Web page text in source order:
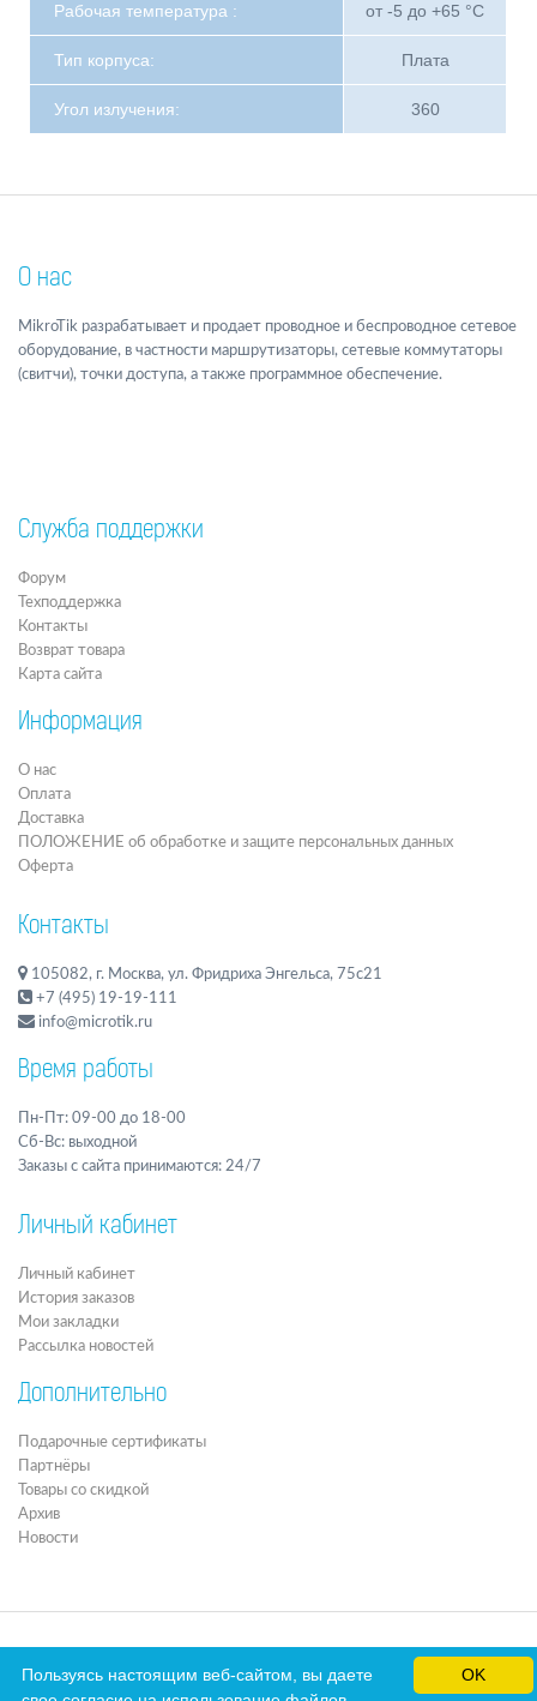
Рабочая температура : от -5 до +65 °C
Тип корпуса: Плата
Угол излучения: 360
О нас
MikroTik разрабатывает и продает проводное и беспроводное сетевое
оборудование, в частности маршрутизаторы, сетевые коммутаторы
(свитчи), точки доступа, а также программное обеспечение.
Служба поддержки
Форум
Техподдержка
Контакты
Возврат товара
Карта сайта
Информация
О нас
Оплата
Доставка
ПОЛОЖЕНИЕ об обработке и защите персональных данных
Оферта
Контакты
105082, г. Москва, ул. Фридриха Энгельса, 75с21
+7 (495) 19-19-111
info@microtik.ru
Время работы
Пн-Пт: 09-00 до 18-00
Сб-Вс: выходной
Заказы с сайта принимаются: 24/7
Личный кабинет
Личный кабинет
История заказов
Мои закладки
Рассылка новостей
Дополнительно
Подарочные сертификаты
Партнёры
Товары со скидкой
Архив
Новости
OK
Пользуясь настоящим веб-сайтом, вы даете